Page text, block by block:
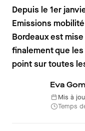
Depuis le 1er
Emissions
Bordeaux est
finalement que
point sur toutes
Eva
Mis à
Temps